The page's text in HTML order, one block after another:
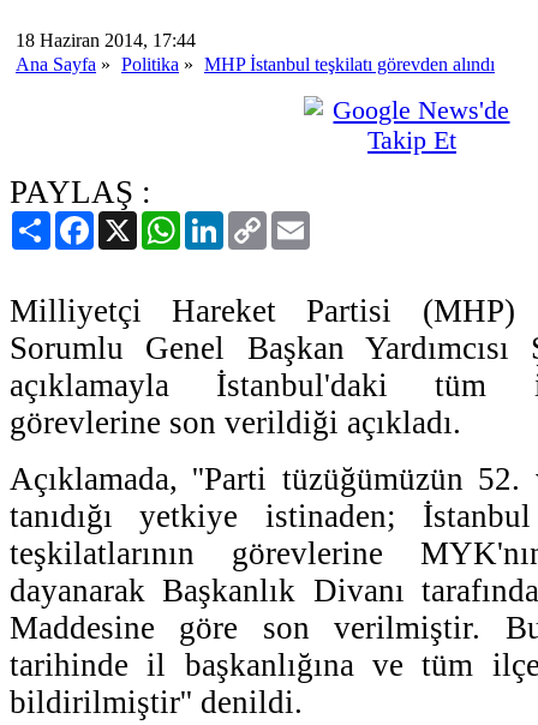
18 Haziran 2014, 17:44
Ana Sayfa » Politika » MHP İstanbul teşkilatı görevden alındı
PAYLAŞ :
PaylaşFacebook
X WhatsAppLinkedIn
Copy
Link
Milliyetçi Hareket Partisi (MHP)
Sorumlu Genel Başkan Yardımcısı
açıklamayla İstanbul'daki tüm
görevlerine son verildiği açıkladı.
Açıklamada, ''Parti tüzüğümüzün
tanıdığı yetkiye istinaden;
teşkilatlarının görevlerine
dayanarak Başkanlık Divanı
Maddesine göre son verilmiştir.
tarihinde il başkanlığına ve tüm ilçe
bildirilmiştir'' denildi.